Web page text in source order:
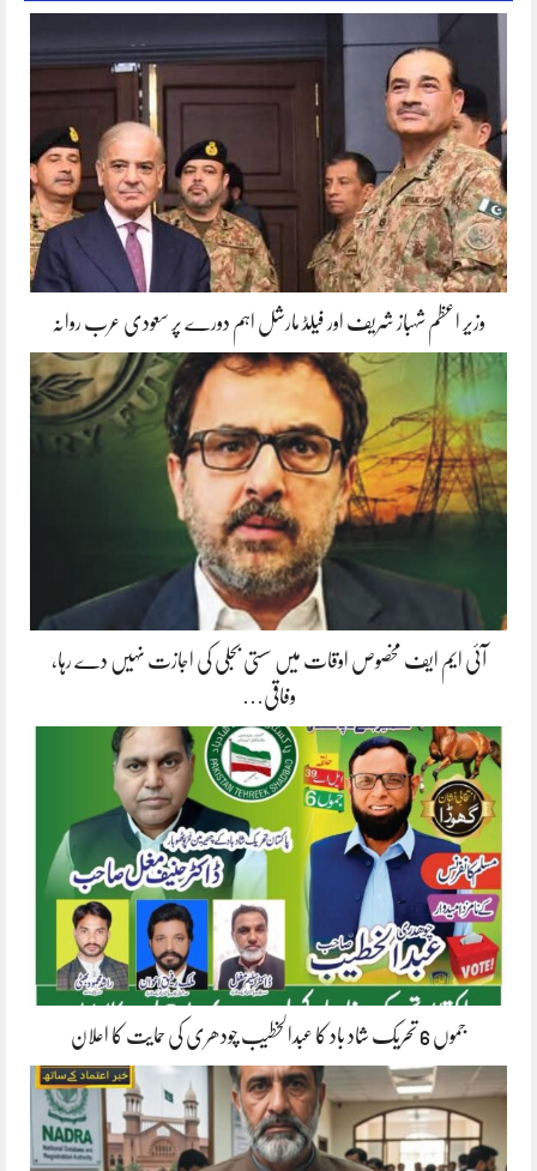
وزیر اعظم شہباز شریف اور فیلڈ مارشل اہم دورے پر سعودی عرب روانہ
آئی ایم ایف مخصوص اوقات میں سستی بجلی کی اجازت نہیں دے رہا،
وفاقی…
جموں 6 تحریک شاد باد کا عبدالخطیب چودھری کی حمایت کا اعلان